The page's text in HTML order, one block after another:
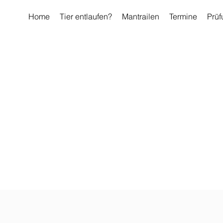
Home Tier entlaufen? Mantrailen Termine